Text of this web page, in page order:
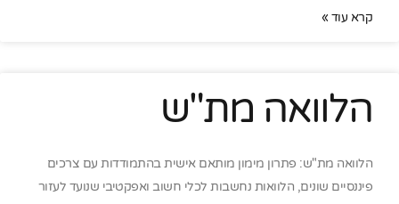
קרא עוד »
הלוואה מת"ש
הלוואה מת"ש: פתרון מימון מותאם אישית בהתמודדות עם צרכים
פיננסיים שונים, הלוואות נחשבות לכלי חשוב ואפקטיבי שנועד לעזור